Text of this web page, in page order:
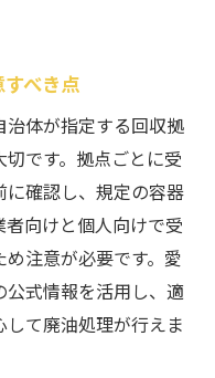
べき点
体が指定する回収拠
です。拠点ごとに受
確認し、規定の容器
向けと個人向けで受
注意が必要です。愛
式情報を活用し、適
て廃油処理が行えま